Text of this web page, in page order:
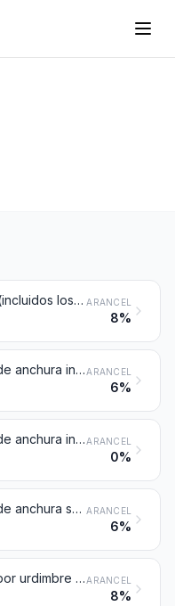
Terciopelo, felpa (incluidos los tejidos de punto «de pelo largo») y tejidos con bucles, de punto ARANCEL
8%
Tejidos de punto de anchura inferior o igual a 30 cm, con un contenido de hilados de elastómeros o de hilos de caucho superior o igual al 5 % en peso (excepto los de la partida 6001)ARANCEL
6%
Tejidos de punto de anchura inferior o igual a 30 cm, (excepto los de las partidas 6001 o 6002)ARANCEL
0%
Tejidos de punto de anchura superior a 30 cm, con un contenido de hilados de elastómeros o de hilos de caucho superior o igual al 5 % en peso (excepto los de la partida 6001) ARANCEL
6%
Tejidos de punto por urdimbre (incluidos los obtenidos en telares de pasamanería), excepto los de las partidas 6001 a 6004ARANCEL
8%